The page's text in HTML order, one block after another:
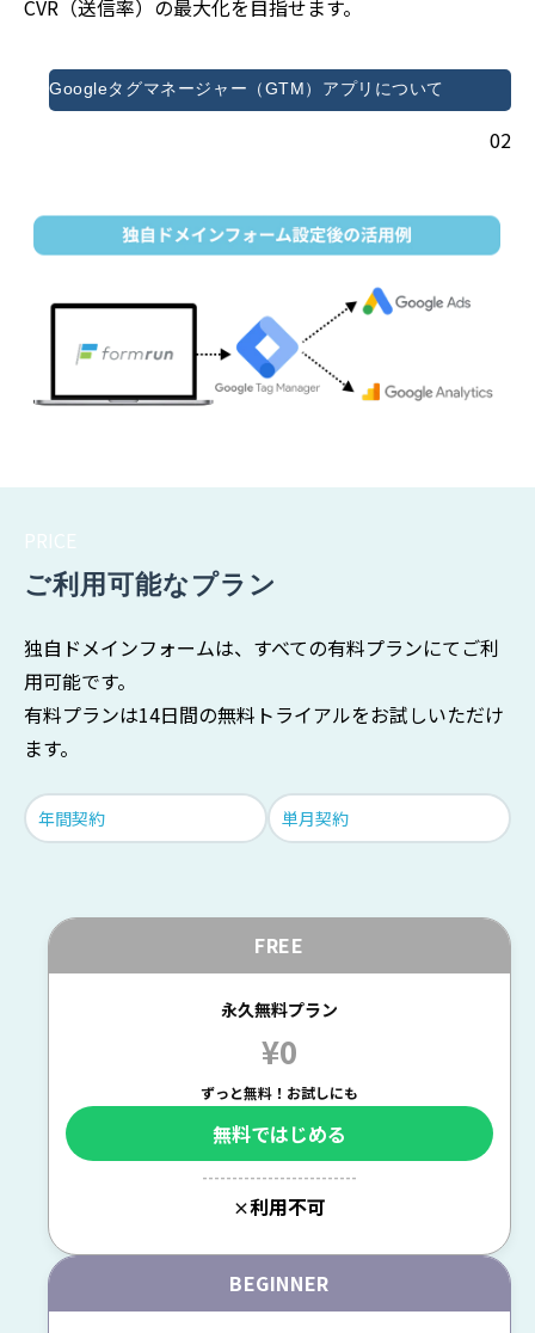
CVR（送信率）の最大化を目指せます。
Googleタグマネージャー（GTM）アプリについて
02
PRICE
ご利用可能なプラン
独自ドメインフォームは、すべての有料プランにてご利
用可能です。
有料プランは14日間の無料トライアルをお試しいただけ
ます。
年間契約 単月契約
FREE
永久無料プラン
¥0
ずっと無料！お試しにも
無料ではじめる
--------------------------
×利用不可
BEGINNER